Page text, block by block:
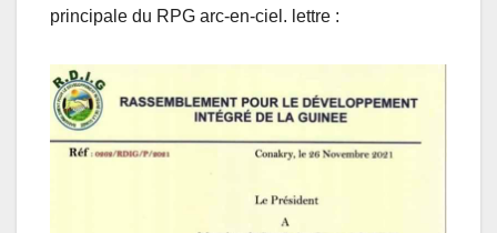
principale du RPG arc-en-ciel. lettre :